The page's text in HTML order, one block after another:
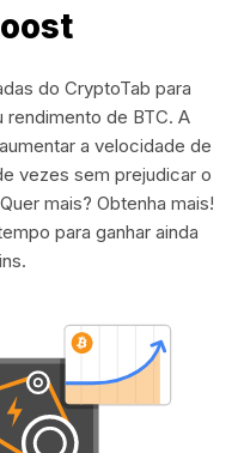
do CryptoTab para
de BTC. A
a velocidade de
vezes sem prejudicar o
mais? Obtenha mais!
para ganhar ainda